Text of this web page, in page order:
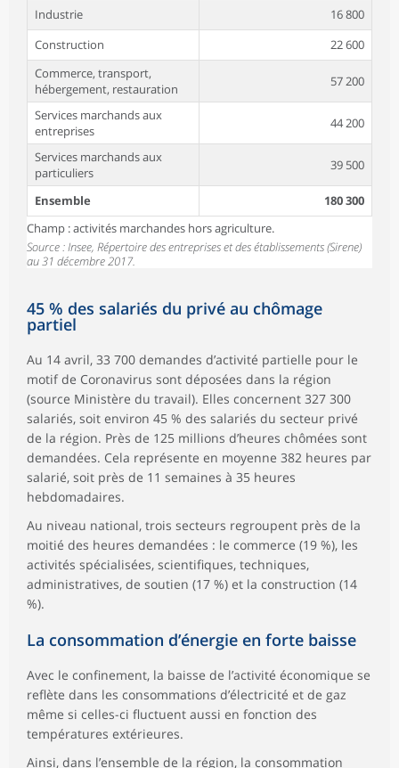
Industrie
16 800
Construction
22 600
Commerce, transport,
hébergement, restauration
57 200
Services marchands aux
entreprises
44 200
Services marchands aux
particuliers
39 500
Ensemble
180 300
Champ : activités marchandes hors agriculture.
Source : Insee, Répertoire des entreprises et des établissements (Sirene)
au 31 décembre 2017.
45 % des salariés du privé au chômage
partiel
Au 14 avril, 33 700 demandes d’activité partielle pour le
motif de Coronavirus sont déposées dans la région
(source Ministère du travail). Elles concernent 327 300
salariés, soit environ 45 % des salariés du secteur privé
de la région. Près de 125 millions d’heures chômées sont
demandées. Cela représente en moyenne 382 heures par
salarié, soit près de 11 semaines à 35 heures
hebdomadaires.
Au niveau national, trois secteurs regroupent près de la
moitié des heures demandées : le commerce (19 %), les
activités spécialisées, scientifiques, techniques,
administratives, de soutien (17 %) et la construction (14
%).
La consommation d’énergie en forte baisse
Avec le confinement, la baisse de l’activité économique se
reflète dans les consommations d’électricité et de gaz
même si celles-ci fluctuent aussi en fonction des
températures extérieures.
Ainsi, dans l’ensemble de la région, la consommation